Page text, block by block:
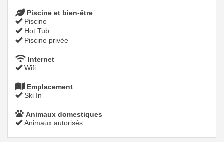
Piscine et bien-être
Piscine
Hot Tub
Piscine privée
Internet
Wifi
Emplacement
Ski In
Animaux domestiques
Animaux autorisés